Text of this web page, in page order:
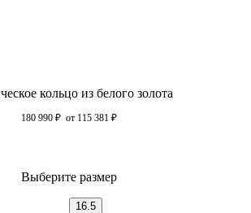
кольцо из белого золота
180 990 ₽ от 115 381 ₽
Выберите размер
16.5